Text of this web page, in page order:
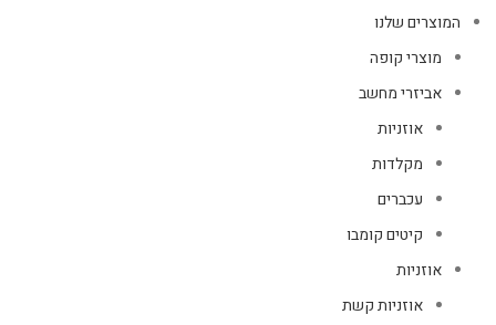
המוצרים שלנו
מוצרי קופה
אביזרי מחשב
אוזניות
מקלדות
עכברים
קיטים קומבו
אוזניות
אוזניות קשת